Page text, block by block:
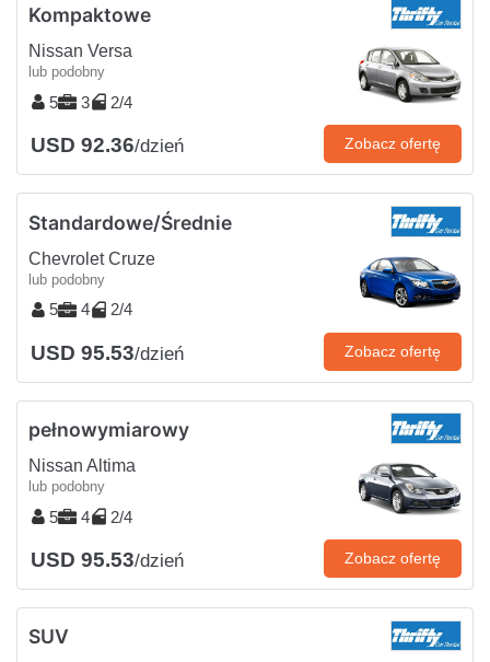
Kompaktowe
Nissan Versa
lub podobny
5 3 2/4
USD 92.36/dzień Zobacz ofertę
Standardowe/Średnie
Chevrolet Cruze
lub podobny
5 4 2/4
USD 95.53/dzień Zobacz ofertę
pełnowymiarowy
Nissan Altima
lub podobny
5 4 2/4
USD 95.53/dzień Zobacz ofertę
SUV